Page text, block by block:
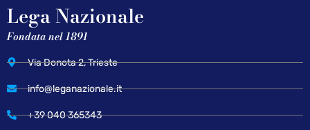
Lega Nazionale
Fondata nel 1891
Via Donota 2, Trieste
info@leganazionale.it
+39 040 365343